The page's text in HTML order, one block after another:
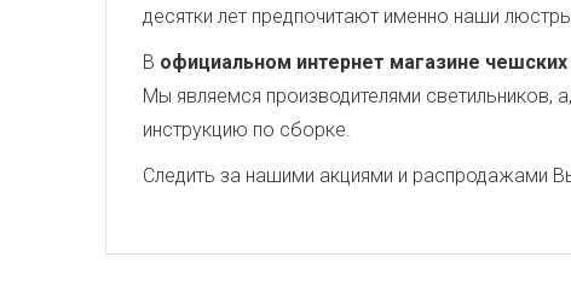
десятки лет предпочитают именно наши
В официальном интернет магазине
Мы являемся производителями светильников,
инструкцию по сборке.
Следить за нашими акциями и распродажами